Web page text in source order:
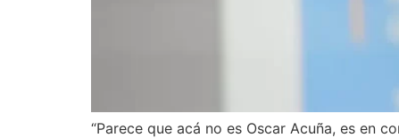
“Parece que acá no es Oscar Acuña, es en